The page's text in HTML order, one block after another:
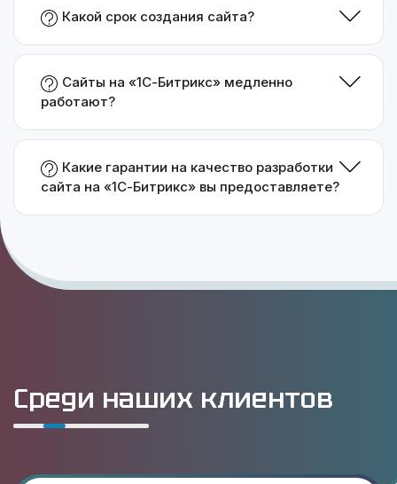
Какой срок создания сайта?
Сайты на «1С-Битрикс» медленно
работают?
Какие гарантии на качество разработки
сайта на «1С-Битрикс» вы предоставляете?
Среди наших клиентов